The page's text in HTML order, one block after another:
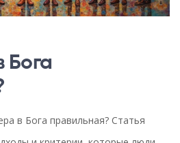
Бога
в Бога правильная? Статья